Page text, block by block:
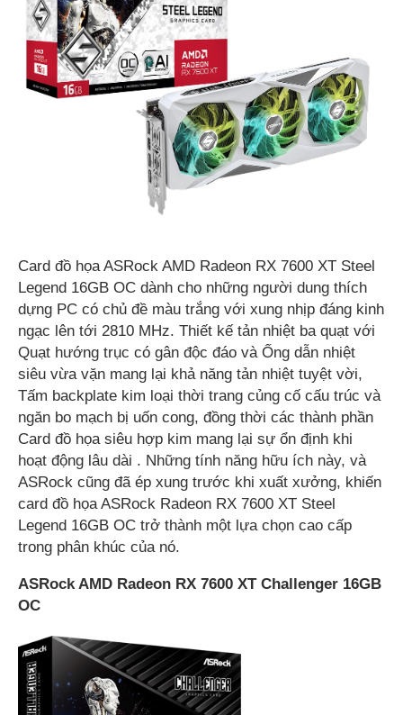
Card đồ họa ASRock AMD Radeon RX 7600 XT Steel
Legend 16GB OC dành cho những người dung thích
dựng PC có chủ đề màu trắng với xung nhịp đáng kinh
ngạc lên tới 2810 MHz. Thiết kế tản nhiệt ba quạt với
Quạt hướng trục có gân độc đáo và Ống dẫn nhiệt
siêu vừa vặn mang lại khả năng tản nhiệt tuyệt vời,
Tấm backplate kim loại thời trang củng cố cấu trúc và
ngăn bo mạch bị uốn cong, đồng thời các thành phần
Card đồ họa siêu hợp kim mang lại sự ổn định khi
hoạt động lâu dài . Những tính năng hữu ích này, và
ASRock cũng đã ép xung trước khi xuất xưởng, khiến
card đồ họa ASRock Radeon RX 7600 XT Steel
Legend 16GB OC trở thành một lựa chọn cao cấp
trong phân khúc của nó.
ASRock AMD Radeon RX 7600 XT Challenger 16GB
OC